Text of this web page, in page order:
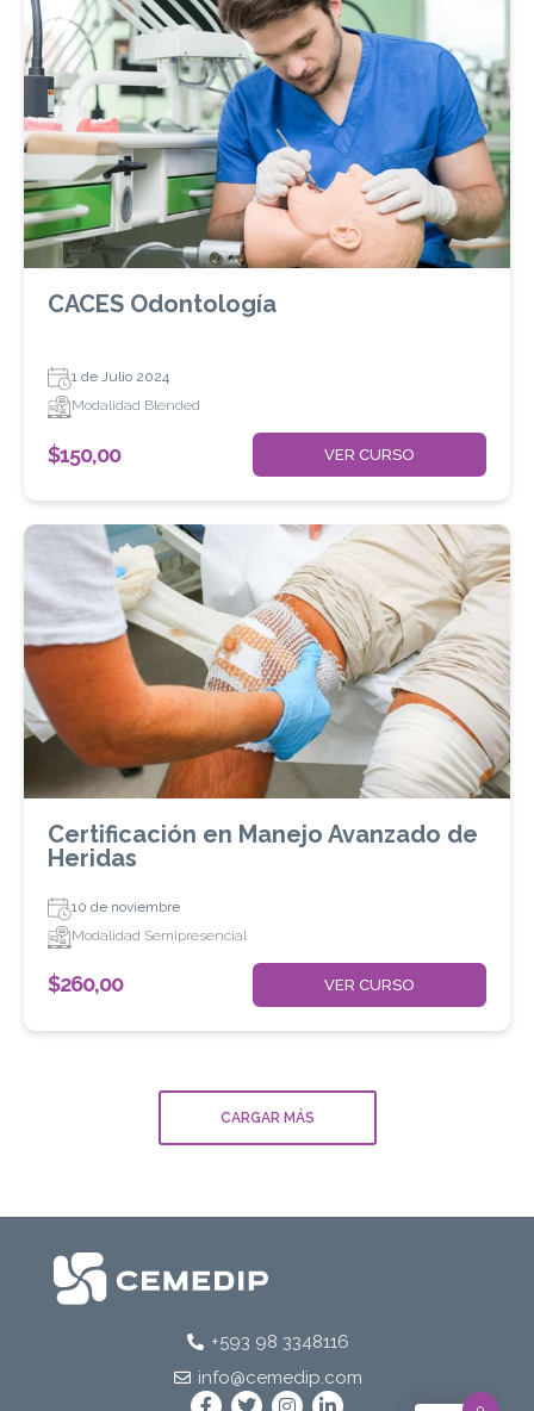
CACES Odontología
1 de Julio 2024
Modalidad Blended
$150,00 VER CURSO
Certificación en Manejo Avanzado de
Heridas
10 de noviembre
Modalidad Semipresencial
$260,00 VER CURSO
CARGAR MÁS
+593 98 3348116
info@cemedip.com